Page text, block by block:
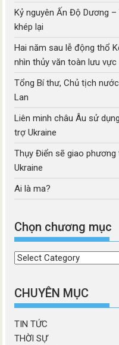
Kỷ nguyên Ấn Độ Dương
khép lại
Hai năm sau lễ động thổ
nhìn thủy văn toàn lưu vực
Tổng Bí thư, Chủ tịch
Lan
Liên minh châu Âu sử
trợ Ukraine
Thụy Điển sẽ giao phương
Ukraine
Ai là ma?
Chọn chương mục
Chọn
mục
CHUYÊN MỤC
TIN TỨC
THỜI SỰ